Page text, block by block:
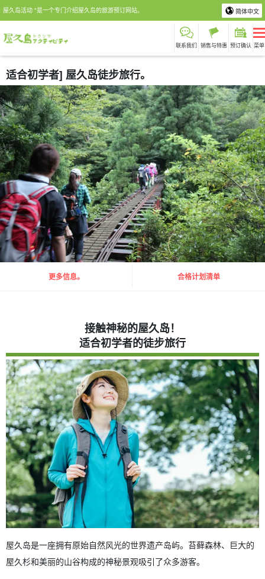
屋久岛活动 "是一个专门介绍屋久岛的旅游预订网站。 简体中文
联系我们 销售与特惠 预订确认 菜单
适合初学者] 屋久岛徒步旅行。
更多信息。 合格计划清单
接触神秘的屋久岛！
适合初学者的徒步旅行
屋久岛是一座拥有原始自然风光的世界遗产岛屿。苔藓森林、巨大的
屋久杉和美丽的山谷构成的神秘景观吸引了众多游客。